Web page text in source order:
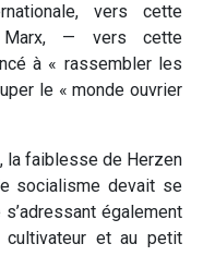
vers cette
Marx, — vers cette
à « rassembler les
le « monde ouvrier
la faiblesse de Herzen
socialisme devait se
également
cultivateur et au petit